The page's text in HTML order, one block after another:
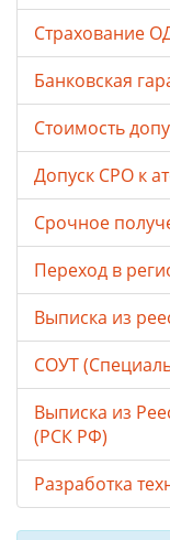
Страхование
Банковская
Стоимость
Допуск СРО к
Срочное
Переход в
Выписка из
СОУТ
Выписка из
(РСК РФ)
Разработка